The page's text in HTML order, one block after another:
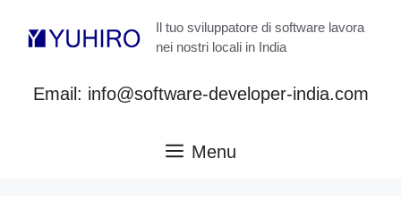
Il tuo sviluppatore di software lavora
nei nostri locali in India
Email: info@software-developer-india.com
Menu